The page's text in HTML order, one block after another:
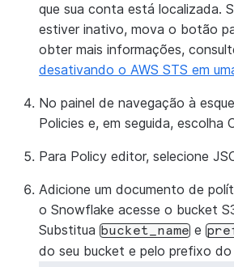
que sua conta está localizada.
estiver inativo, mova o botão
obter mais informações,
desativando o AWS STS em
No painel de navegação à
Policies e, em seguida, escolha
Para Policy editor, selecione
Adicione um documento de
o Snowflake acesse o bucket
Substitua bucket_name e
do seu bucket e pelo prefixo